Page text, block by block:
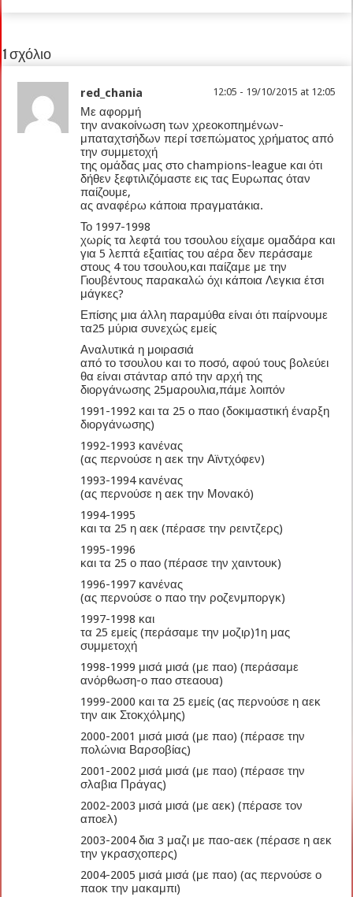
1 σχόλιο
red_chania 12:05 - 19/10/2015 at 12:05
Με αφορμή
την ανακοίνωση των χρεοκοπημένων-
μπαταχτσήδων περί τσεπώματος χρήματος από
την συμμετοχή
της ομάδας μας στο champions-league και ότι
δήθεν ξεφτιλιζόμαστε εις τας Ευρωπας όταν
παίζουμε,
ας αναφέρω κάποια πραγματάκια.
Το 1997-1998
χωρίς τα λεφτά του τσουλου είχαμε ομαδάρα και
για 5 λεπτά εξαιτίας του αέρα δεν περάσαμε
στους 4 του τσουλου,και παίζαμε με την
Γιουβέντους παρακαλώ όχι κάποια Λεγκια έτσι
μάγκες?
Επίσης μια άλλη παραμύθα είναι ότι παίρνουμε
τα25 μύρια συνεχώς εμείς
Αναλυτικά η μοιρασιά
από το τσουλου και το ποσό, αφού τους βολεύει
θα είναι στάνταρ από την αρχή της
διοργάνωσης 25μαρουλια,πάμε λοιπόν
1991-1992 και τα 25 ο παο (δοκιμαστική έναρξη
διοργάνωσης)
1992-1993 κανένας
(ας περνούσε η αεκ την Αϊντχόφεν)
1993-1994 κανένας
(ας περνούσε η αεκ την Μονακό)
1994-1995
και τα 25 η αεκ (πέρασε την ρειντζερς)
1995-1996
και τα 25 ο παο (πέρασε την χαιντουκ)
1996-1997 κανένας
(ας περνούσε ο παο την ροζενμποργκ)
1997-1998 και
τα 25 εμείς (περάσαμε την μοζιρ)1η μας
συμμετοχή
1998-1999 μισά μισά (με παο) (περάσαμε
ανόρθωση-ο παο στεαουα)
1999-2000 και τα 25 εμείς (ας περνούσε η αεκ
την αικ Στοκχόλμης)
2000-2001 μισά μισά (με παο) (πέρασε την
πολώνια Βαρσοβίας)
2001-2002 μισά μισά (με παο) (πέρασε την
σλαβια Πράγας)
2002-2003 μισά μισά (με αεκ) (πέρασε τον
αποελ)
2003-2004 δια 3 μαζι με παο-αεκ (πέρασε η αεκ
την γκρασχοπερς)
2004-2005 μισά μισά (με παο) (ας περνούσε ο
παοκ την μακαμπι)